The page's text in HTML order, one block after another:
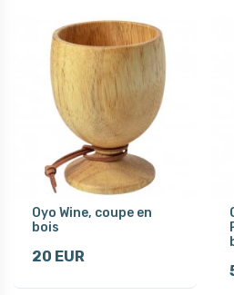
Oyo Wine, coupe en
bois
20 EUR